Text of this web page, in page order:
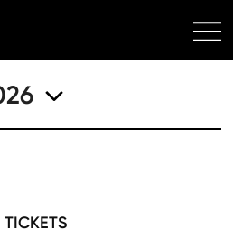
Kulturhaus Lüdenscheid
TICKETS